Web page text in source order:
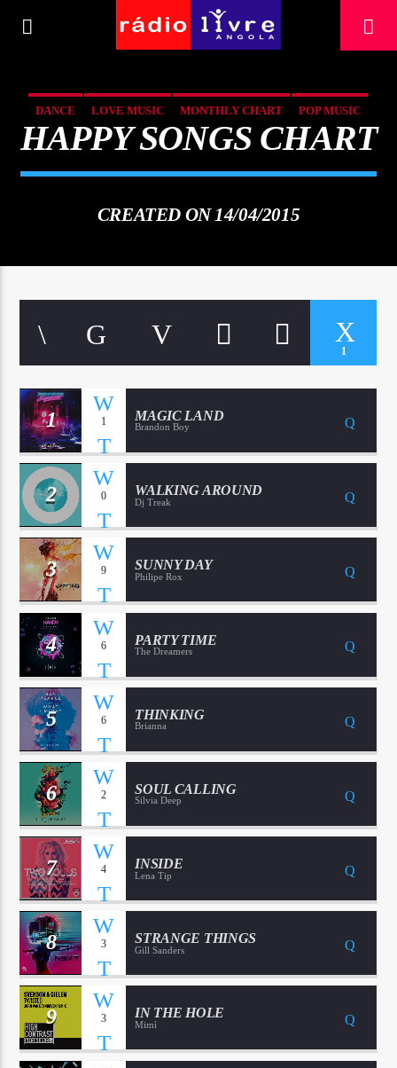
DANCE LOVE MUSIC MONTHLY CHART POP MUSIC
HAPPY SONGS CHART
CREATED ON 14/04/2015
1
1 1 MAGIC LAND
Brandon Boy
2 0 WALKING AROUND
Dj Treak
3 9 SUNNY DAY
Philipe Rox
4 6 PARTY TIME
The Dreamers
5 6 THINKING
Brianna
6 2 SOUL CALLING
Silvia Deep
7 4 INSIDE
Lena Tip
8 3 STRANGE THINGS
Gill Sanders
9 3 IN THE HOLE
Mimì